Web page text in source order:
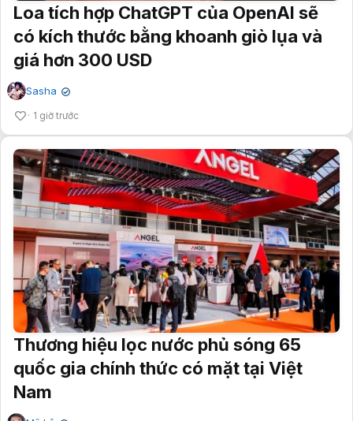
Loa tích hợp ChatGPT của OpenAI sẽ
có kích thước bằng khoanh giò lụa và
giá hơn 300 USD
Sasha ✔
1 giờ trước
Thương hiệu lọc nước phủ sóng 65
quốc gia chính thức có mặt tại Việt
Nam